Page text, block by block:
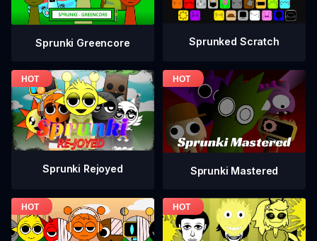
Sprunki Greencore Sprunked Scratch
Sprunki Rejoyed Sprunki Mastered